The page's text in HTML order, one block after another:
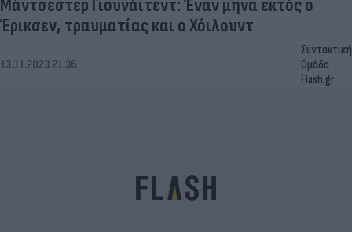
Μάντσεστερ Γιουνάιτεντ: Έναν μήνα εκτός ο
Έρικσεν, τραυματίας και ο Χόιλουντ
13.11.2023 21:36
Συντακτική
Ομάδα
Flash.gr